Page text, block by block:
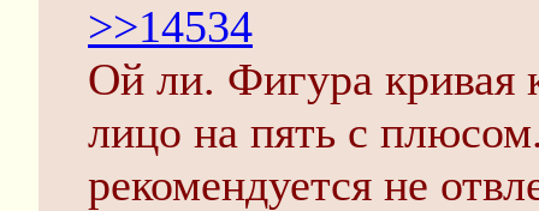
>>14534
Ой ли. Фигура кривая
лицо на пять с
рекомендуется не